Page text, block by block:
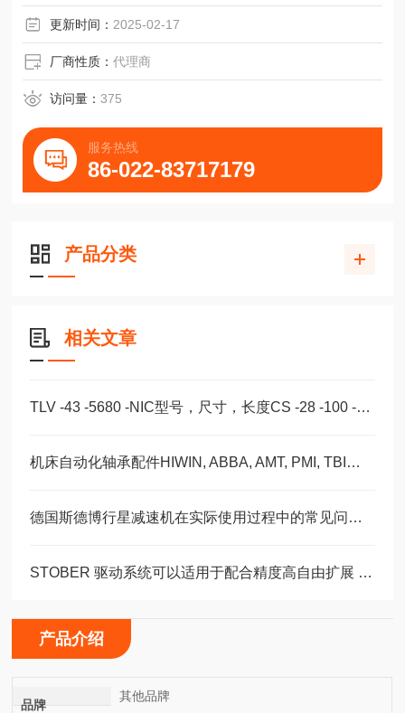
更新时间： 2025-02-17
厂商性质：代理商
访问量：375
服务热线
86-022-83717179
产品分类
相关文章
TLV -43 -5680 -NIC型号，尺寸，长度CS -28 -100 -2RS -B -NIC 。
机床自动化轴承配件HIWIN, ABBA, AMT, PMI, TBI滑块导轨丝杠
德国斯德博行星减速机在实际使用过程中的常见问题相应解决方法分享
STOBER 驱动系统可以适用于配合精度高自由扩展 – 方案。 ‍
产品介绍
品牌
其他品牌